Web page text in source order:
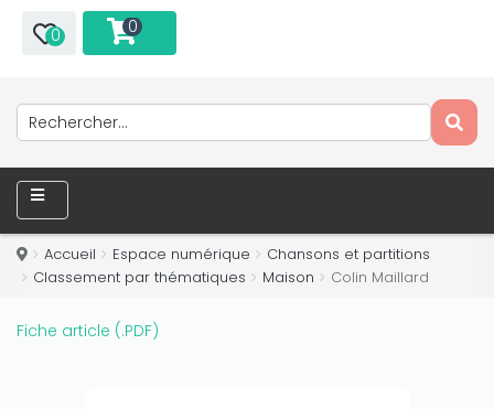
0 0
Accueil Espace numérique
Chansons et partitions
Classement par thématiques
Maison Colin Maillard
Fiche article (.PDF)